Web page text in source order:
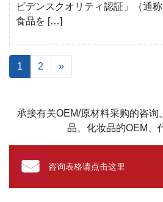
ビデンスクオリティ認証」（通
食品を […]
1 2 »
承接有关OEM/原材料采购的咨询
品、化妆品的OEM、
咨询表格请点击这里